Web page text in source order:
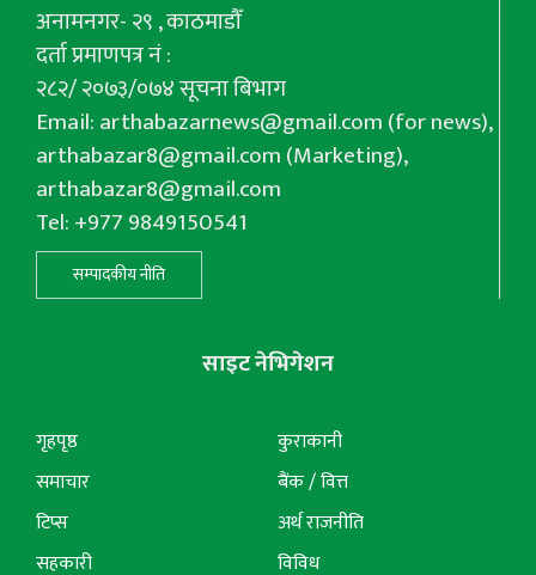
अनामनगर- २९ , काठमाडौँ
दर्ता प्रमाणपत्र नं :
२८२/ २०७३/०७४ सूचना बिभाग
Email:arthabazarnews@gmail.com(for news),
arthabazar8@gmail.com(Marketing),
arthabazar8@gmail.com
Tel: +977 9849150541
सम्पादकीय नीति
साइट नेभिगेशन
गृहपृष्ठ
समाचार
टिप्स
सहकारी
कुराकानी
बैंक / वित्त
अर्थ राजनीति
विविध